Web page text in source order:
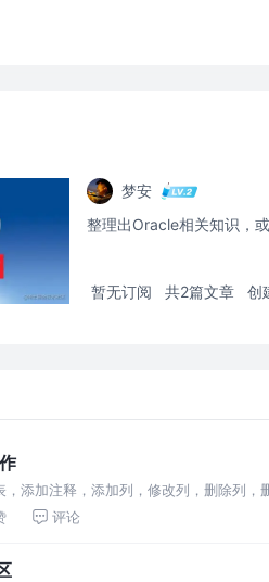
梦安
整理出Oracle相关知识，
暂无订阅 共2篇文章 创
添加注释，添加列，修改列，删除列，
评论